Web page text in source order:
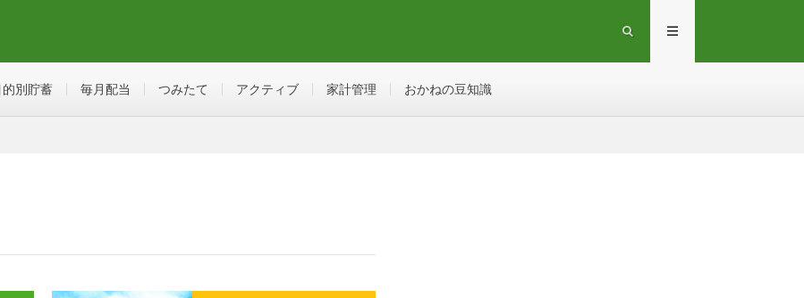
的別貯蓄 毎月配当 つみたて アクティブ 家計管理 おかねの豆知識